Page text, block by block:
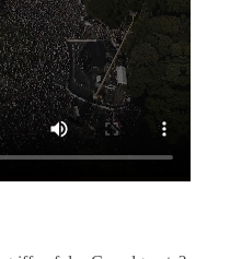
besser oder schlechter
Partei kommt?
Schule, Pflege,
Diese Probleme
zuerst auf Parteifarbe
wird.
in Sachfragen.